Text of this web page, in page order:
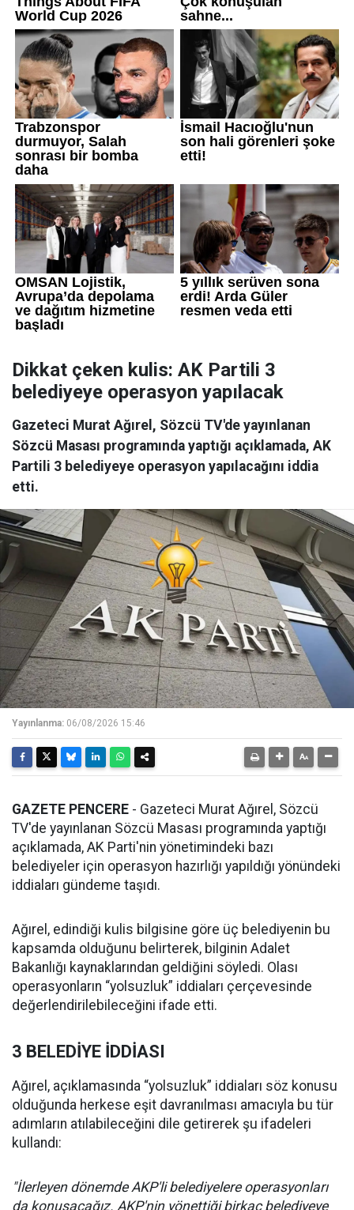
Dikkat çeken kulis: AK Partili 3
belediyeye operasyon yapılacak
Gazeteci Murat Ağırel, Sözcü TV'de yayınlanan
Sözcü Masası programında yaptığı açıklamada, AK
Partili 3 belediyeye operasyon yapılacağını iddia
etti.
Yayınlanma: 06/08/2026 15:46
GAZETE PENCERE - Gazeteci Murat Ağırel, Sözcü
TV'de yayınlanan Sözcü Masası programında yaptığı
açıklamada, AK Parti'nin yönetimindeki bazı
belediyeler için operasyon hazırlığı yapıldığı yönündeki
iddiaları gündeme taşıdı.
Ağırel, edindiği kulis bilgisine göre üç belediyenin bu
kapsamda olduğunu belirterek, bilginin Adalet
Bakanlığı kaynaklarından geldiğini söyledi. Olası
operasyonların “yolsuzluk” iddiaları çerçevesinde
değerlendirilebileceğini ifade etti.
3 BELEDİYE İDDİASI
Ağırel, açıklamasında “yolsuzluk” iddiaları söz konusu
olduğunda herkese eşit davranılması amacıyla bu tür
adımların atılabileceğini dile getirerek şu ifadeleri
kullandı:
"İlerleyen dönemde AKP'li belediyelere operasyonları
da konuşacağız. AKP'nin yönettiği birkaç belediyeye